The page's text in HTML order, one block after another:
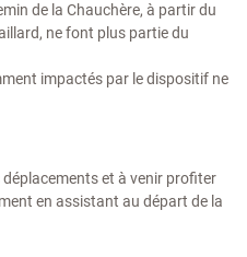
de la Chauchère, à partir du
ne font plus partie du
impactés par le dispositif ne
et à venir profiter
en assistant au départ de la